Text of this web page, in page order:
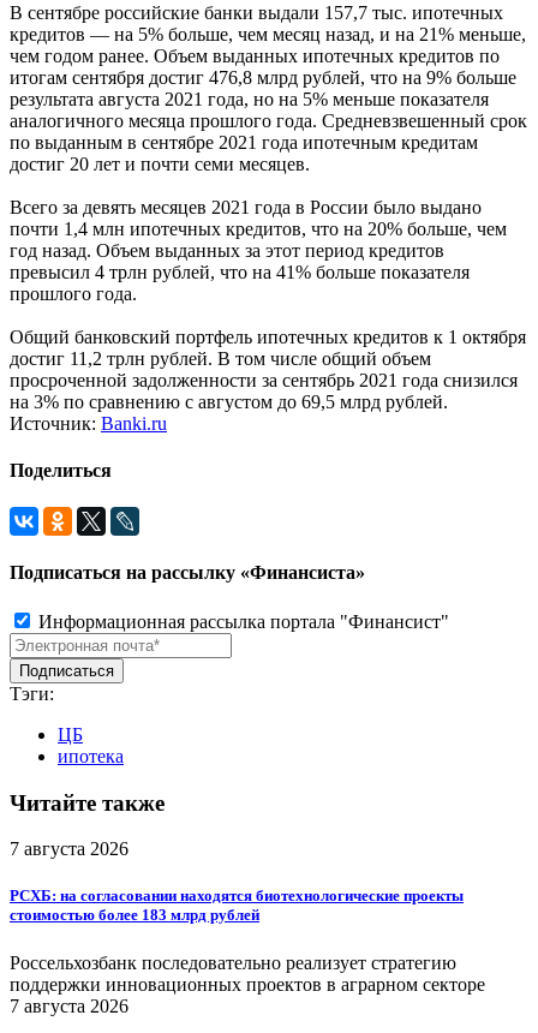
В сентябре российские банки выдали 157,7 тыс. ипотечных
кредитов — на 5% больше, чем месяц назад, и на 21% меньше,
чем годом ранее. Объем выданных ипотечных кредитов по
итогам сентября достиг 476,8 млрд рублей, что на 9% больше
результата августа 2021 года, но на 5% меньше показателя
аналогичного месяца прошлого года. Средневзвешенный срок
по выданным в сентябре 2021 года ипотечным кредитам
достиг 20 лет и почти семи месяцев.
Всего за девять месяцев 2021 года в России было выдано
почти 1,4 млн ипотечных кредитов, что на 20% больше, чем
год назад. Объем выданных за этот период кредитов
превысил 4 трлн рублей, что на 41% больше показателя
прошлого года.
Общий банковский портфель ипотечных кредитов к 1 октября
достиг 11,2 трлн рублей. В том числе общий объем
просроченной задолженности за сентябрь 2021 года снизился
на 3% по сравнению с августом до 69,5 млрд рублей.
Источник: Banki.ru
Поделиться
Подписаться на рассылку «Финансиста»
Информационная рассылка портала "Финансист"
Тэги:
ЦБ
ипотека
Читайте также
7 августа 2026
РСХБ: на согласовании находятся биотехнологические проекты
стоимостью более 183 млрд рублей
Россельхозбанк последовательно реализует стратегию
поддержки инновационных проектов в аграрном секторе
7 августа 2026